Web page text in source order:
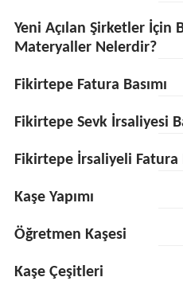
Yeni Açılan Şirketler İçin
Materyaller Nelerdir?
Fikirtepe Fatura Basımı
Fikirtepe Sevk İrsaliyesi
Fikirtepe İrsaliyeli Fatura
Kaşe Yapımı
Öğretmen Kaşesi
Kaşe Çeşitleri